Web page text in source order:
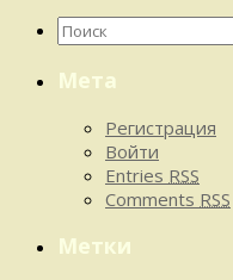
Найти:
Мета
Регистрация
Войти
Entries RSS
Comments RSS
Метки